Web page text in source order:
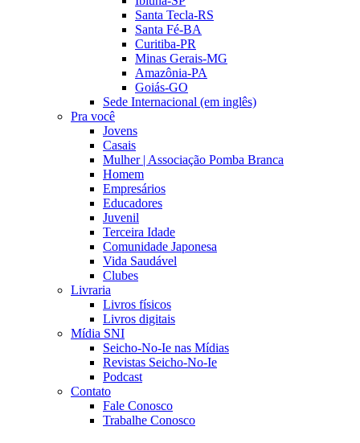
Santa Tecla-RS
Santa Fé-BA
Curitiba-PR
Minas Gerais-MG
Amazônia-PA
Goiás-GO
Sede Internacional (em inglês)
Pra você
Jovens
Casais
Mulher | Associação Pomba Branca
Homem
Empresários
Educadores
Juvenil
Terceira Idade
Comunidade Japonesa
Vida Saudável
Clubes
Livraria
Livros físicos
Livros digitais
Mídia SNI
Seicho-No-Ie nas Mídias
Revistas Seicho-No-Ie
Podcast
Contato
Fale Conosco
Trabalhe Conosco